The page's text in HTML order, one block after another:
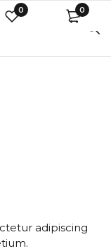
0 0
adipiscing